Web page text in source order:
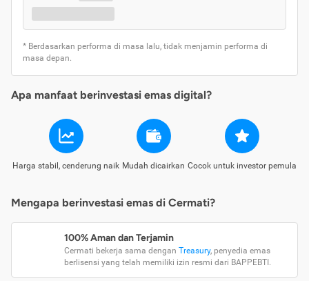
* Berdasarkan performa di masa lalu, tidak menjamin performa di
masa depan.
Apa manfaat berinvestasi emas digital?
Harga stabil, cenderung naik Mudah dicairkan Cocok untuk investor pemula
Mengapa berinvestasi emas di Cermati?
100% Aman dan Terjamin
Cermati bekerja sama dengan Treasury, penyedia emas
berlisensi yang telah memiliki izin resmi dari BAPPEBTI.